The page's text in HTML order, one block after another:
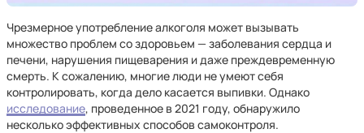
Чрезмерное употребление алкоголя может вызывать
множество проблем со здоровьем — заболевания сердца и
печени, нарушения пищеварения и даже преждевременную
смерть. К сожалению, многие люди не умеют себя
контролировать, когда дело касается выпивки. Однако
исследование, проведенное в 2021 году, обнаружило
несколько эффективных способов самоконтроля.